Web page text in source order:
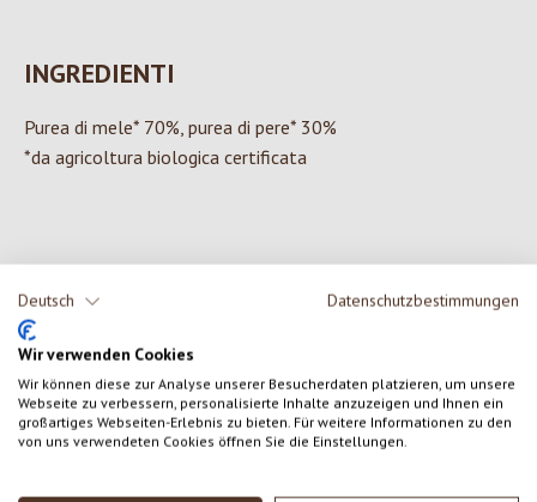
Deutsch Datenschutzbestimmungen
Wir verwenden Cookies
Wir können diese zur Analyse unserer Besucherdaten platzieren, um unsere
Webseite zu verbessern, personalisierte Inhalte anzuzeigen und Ihnen ein
großartiges Webseiten-Erlebnis zu bieten. Für weitere Informationen zu den
von uns verwendeten Cookies öffnen Sie die Einstellungen.
INGREDIENTI
Purea di mele* 70%, purea di pere* 30%
*da agricoltura biologica certificata
Valutazione media di 0 su 5 stelle
Formula una valutazione!
Condividi le tue esperienze con il prodotto con altri clienti.